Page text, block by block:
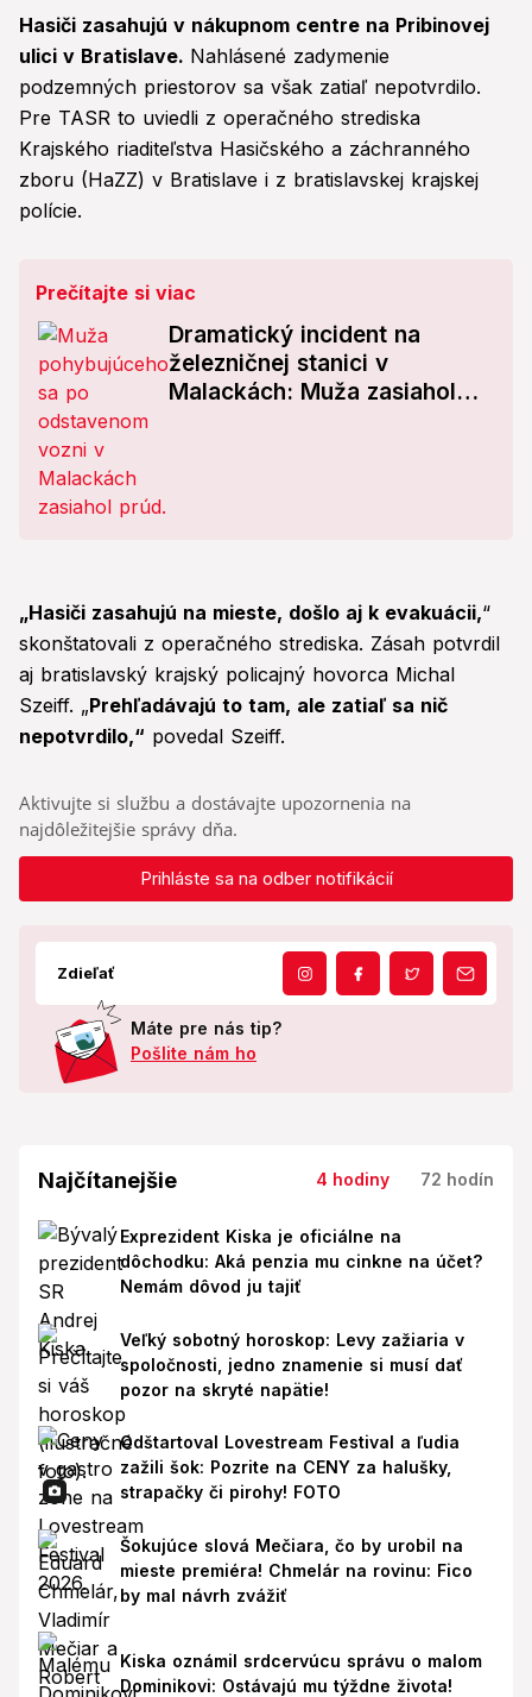
Hasiči zasahujú v nákupnom centre na Pribinovej
ulici v Bratislave. Nahlásené zadymenie
podzemných priestorov sa však zatiaľ nepotvrdilo.
Pre TASR to uviedli z operačného strediska
Krajského riaditeľstva Hasičského a záchranného
zboru (HaZZ) v Bratislave i z bratislavskej krajskej
polície.
Prečítajte si viac
Dramatický incident na
železničnej stanici v
Malackách: Muža zasiahol
„Hasiči zasahujú na mieste, došlo aj k evakuácii,“
skonštatovali z operačného strediska. Zásah potvrdil
aj bratislavský krajský policajný hovorca Michal
Szeiff. „Prehľadávajú to tam, ale zatiaľ sa nič
nepotvrdilo,“ povedal Szeiff.
Aktivujte si službu a dostávajte upozornenia na
najdôležitejšie správy dňa.
Prihláste sa na odber notifikácií
Zdieľať
Máte pre nás tip?
Pošlite nám ho
Najčítanejšie 4 hodiny 72 hodín
Exprezident Kiska je oficiálne na
dôchodku: Aká penzia mu cinkne na účet?
Nemám dôvod ju tajiť
Veľký sobotný horoskop: Levy zažiaria v
spoločnosti, jedno znamenie si musí dať
pozor na skryté napätie!
Odštartoval Lovestream Festival a ľudia
zažili šok: Pozrite na CENY za halušky,
strapačky či pirohy! FOTO
Šokujúce slová Mečiara, čo by urobil na
mieste premiéra! Chmelár na rovinu: Fico
by mal návrh zvážiť
Kiska oznámil srdcervúcu správu o malom
Dominikovi: Ostávajú mu týždne života!